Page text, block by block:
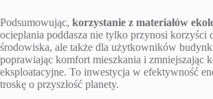
Podsumowując, korzystanie z materiałów
ocieplania poddasza nie tylko przynosi korzyści
środowiska, ale także dla użytkowników
poprawiając komfort mieszkania i zmniejszając
eksploatacyjne. To inwestycja w efektywność
troskę o przyszłość planety.